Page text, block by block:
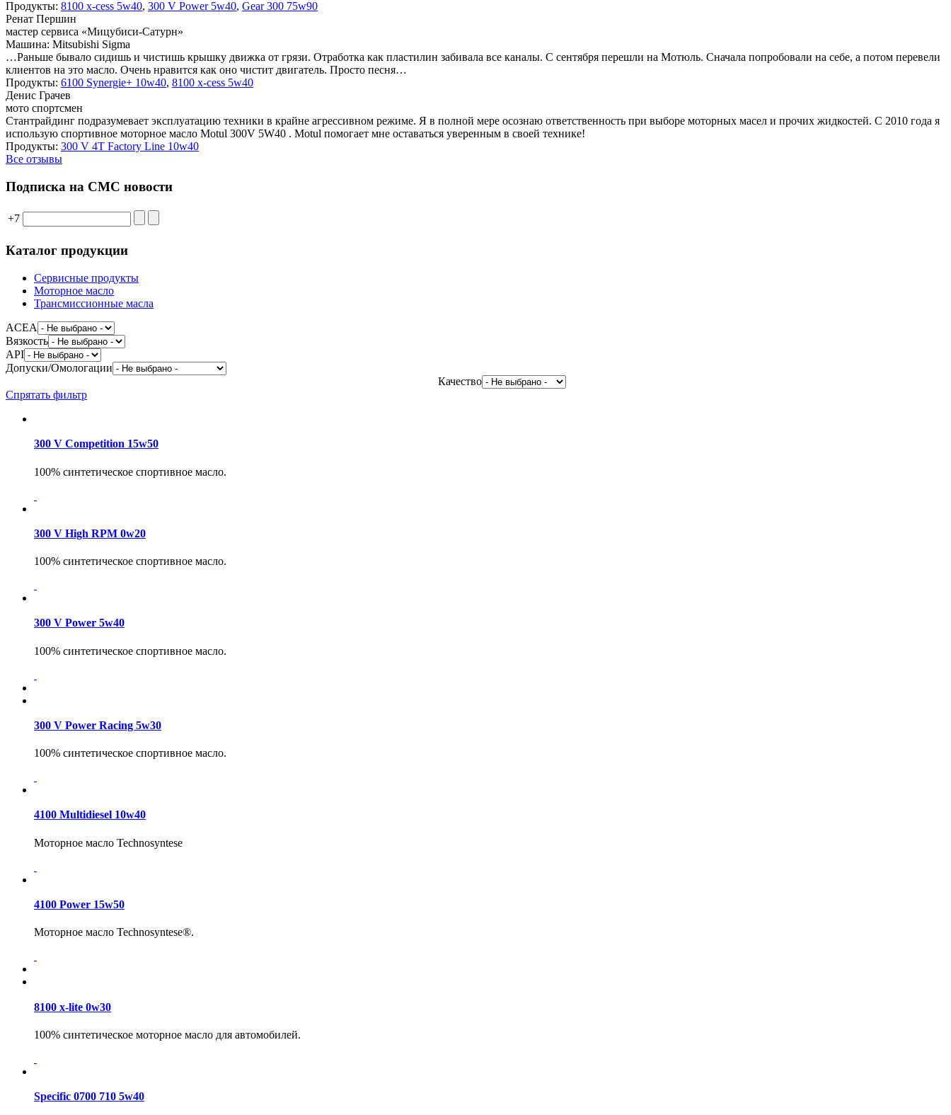
Продукты: 8100 x-cess 5w40, 300 V Power 5w40, Gear 300 75w90
Ренат Першин
мастер сервиса «Мицубиси-Сатурн»
Машина: Mitsubishi Sigma
…Раньше бывало сидишь и чистишь крышку движка от грязи. Отработка как пластилин забивала все каналы. С сентября перешли на Мотюль. Сначала попробовали на себе, а потом перевели
клиентов на это масло. Очень нравится как оно чистит двигатель. Просто песня…
Продукты: 6100 Synergie+ 10w40, 8100 x-cess 5w40
Денис Грачев
мото спортсмен
Стантрайдинг подразумевает эксплуатацию техники в крайне агрессивном режиме. Я в полной мере осознаю ответственность при выборе моторных масел и прочих жидкостей. С 2010 года я
использую спортивное моторное масло Motul 300V 5W40 . Motul помогает мне оставаться уверенным в своей технике!
Продукты: 300 V 4T Factory Line 10w40
Все отзывы
Подписка на СМС новости
+7
Каталог продукции
Сервисные продукты
Моторное масло
Трансмиссионные масла
ACEA
Вязкость
API
Допуски/Омологации
Качество
Спрятать фильтр
300 V Competition 15w50
100% синтетическое спортивное масло.
300 V High RPM 0w20
100% синтетическое спортивное масло.
300 V Power 5w40
100% синтетическое спортивное масло.
300 V Power Racing 5w30
100% синтетическое спортивное масло.
4100 Multidiesel 10w40
Моторное масло Technosyntese
4100 Power 15w50
Моторное масло Technosyntese®.
8100 x-lite 0w30
100% синтетическое моторное масло для автомобилей.
Specific 0700 710 5w40